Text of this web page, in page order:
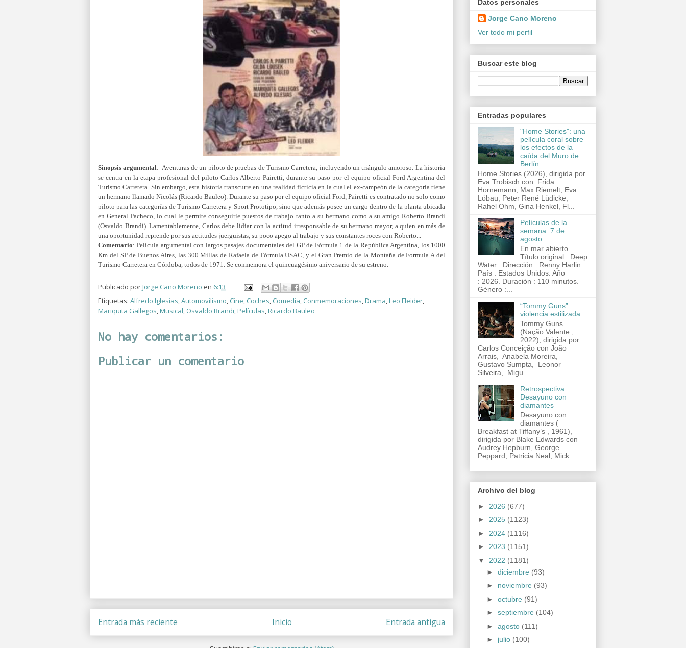
Sinopsis argumental: Aventuras de un piloto de pruebas de Turismo Carretera, incluyendo un triángulo amoroso. La historia
se centra en la etapa profesional del piloto Carlos Alberto Pairetti, durante su paso por el equipo oficial Ford Argentina del
Turismo Carretera. Sin embargo, esta historia transcurre en una realidad ficticia en la cual el ex-campeón de la categoría tiene
un hermano llamado Nicolás (Ricardo Bauleo). Durante su paso por el equipo oficial Ford, Pairetti es contratado no solo como
piloto para las categorías de Turismo Carretera y Sport Prototipo, sino que además posee un cargo dentro de la planta ubicada
en General Pacheco, lo cual le permite conseguirle puestos de trabajo tanto a su hermano como a su amigo Roberto Brandi
(Osvaldo Brandi). Lamentablemente, Carlos debe lidiar con la actitud irresponsable de su hermano mayor, a quien en más de
una oportunidad reprende por sus actitudes juerguistas, su poco apego al trabajo y sus constantes roces con Roberto...
Comentario: Película argumental con largos pasajes documentales del GP de Fórmula 1 de la República Argentina, los 1000
Km del SP de Buenos Aires, las 300 Millas de Rafaela de Fórmula USAC, y el Gran Premio de la Montaña de Formula A del
Turismo Carretera en Córdoba, todos de 1971. Se conmemora el quincuagésimo aniversario de su estreno.
Publicado porJorge Cano Moreno en 6:13
Etiquetas: Alfredo Iglesias,Automovilismo, Cine, Coches, Comedia, Conmemoraciones,Drama,Leo Fleider,
Mariquita Gallegos,Musical, Osvaldo Brandi,Películas,Ricardo Bauleo
No hay comentarios:
Publicar un comentario
Entrada más reciente Entrada antigua
Inicio
Datos personales
Jorge Cano Moreno
Ver todo mi perfil
Buscar este blog
Entradas populares
"Home Stories": una
película coral sobre
los efectos de la
caída del Muro de
Berlín
Home Stories (2026), dirigida por
Eva Trobisch con Frida
Hornemann, Max Riemelt, Eva
Löbau, Peter René Lüdicke,
Rahel Ohm, Gina Henkel, Fl...
Películas de la
semana: 7 de
agosto
En mar abierto
Título original : Deep
Water . Dirección : Renny Harlin.
País : Estados Unidos. Año
: 2026. Duración : 110 minutos.
Género :...
“Tommy Guns”:
violencia estilizada
Tommy Guns
(Nação Valente ,
2022), dirigida por
Carlos Conceição con João
Arrais, Anabela Moreira,
Gustavo Sumpta, Leonor
Silveira, Migu...
Retrospectiva:
Desayuno con
diamantes
Desayuno con
diamantes (
Breakfast at Tiffany’s , 1961),
dirigida por Blake Edwards con
Audrey Hepburn, George
Peppard, Patricia Neal, Mick...
Archivo del blog
► 2026 (677)
► 2025 (1123)
► 2024 (1116)
► 2023 (1151)
▼ 2022 (1181)
► diciembre (93)
► noviembre (93)
► octubre (91)
► septiembre (104)
► agosto (111)
► julio (100)